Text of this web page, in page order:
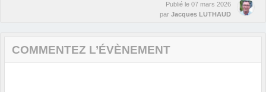
Publié le 07 mars 2026
par Jacques LUTHAUD
COMMENTEZ L’ÉVÈNEMENT